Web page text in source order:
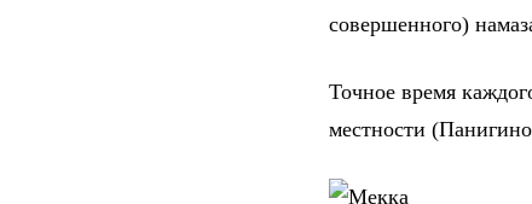
совершенного)
Точное время
местности